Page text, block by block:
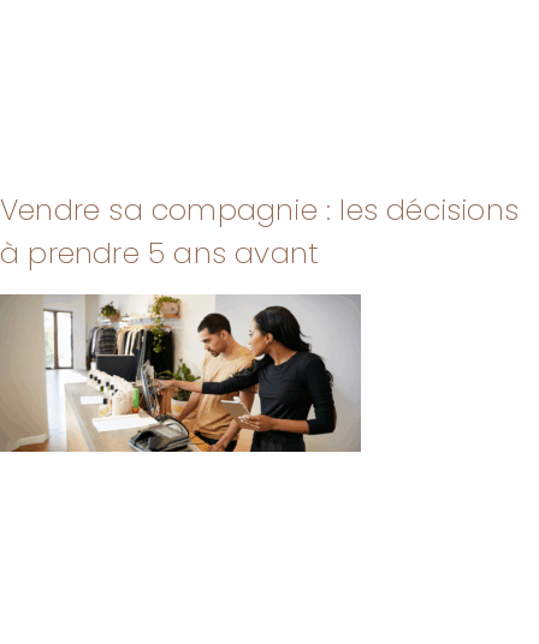
Vendre sa compagnie : les décisions
à prendre 5 ans avant